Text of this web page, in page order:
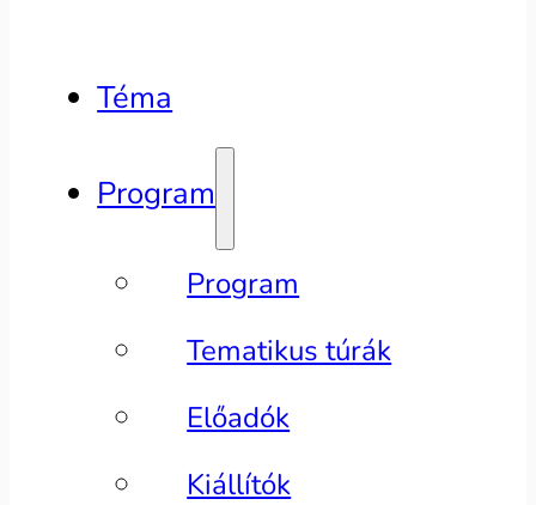
Téma
Program
Program
Tematikus túrák
Előadók
Kiállítók